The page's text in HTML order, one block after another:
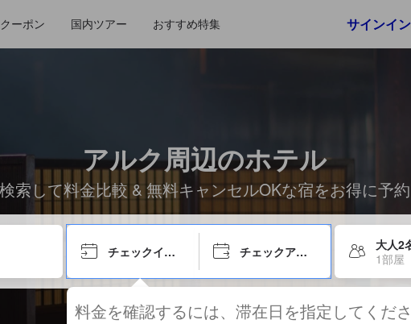
ーポン 国内ツアー おすすめ特集 サインイン
アルク周辺のホテル
検索して料金比較 & 無料キャンセルOKな宿をお得に予約
チェックイン日 チェックアウト日
大人2
1部屋
料金を確認するには、滞在日を指定してくだ